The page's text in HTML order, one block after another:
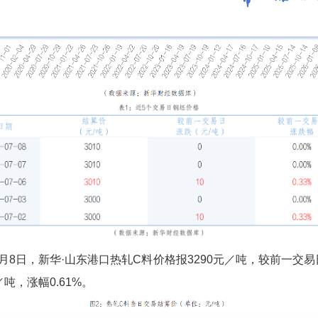
8日，新华·山东港口热轧C料价格报3290元／吨，较前一交易
，涨幅0.61%。